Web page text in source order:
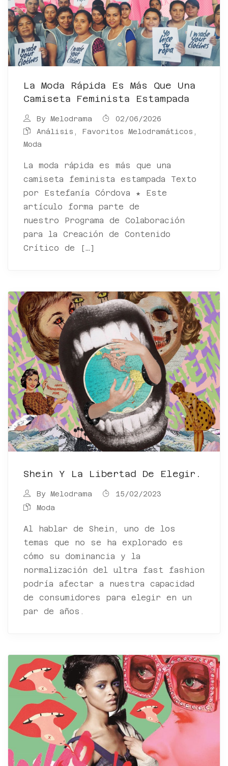
La Moda Rápida Es Más Que Una
Camiseta Feminista Estampada
By Melodrama
02/06/2026
Análisis , Favoritos Melodramáticos ,
Moda
La moda rápida es más que una
camiseta feminista estampada Texto
por Estefanía Córdova ★ Este
artículo forma parte de
nuestro Programa de Colaboración
para la Creación de Contenido
Crítico de […]
Shein Y La Libertad De Elegir.
By Melodrama
15/02/2023
Moda
Al hablar de Shein, uno de los
temas que no se ha explorado es
cómo su dominancia y la
normalización del ultra fast fashion
podría afectar a nuestra capacidad
de consumidores para elegir en un
par de años.